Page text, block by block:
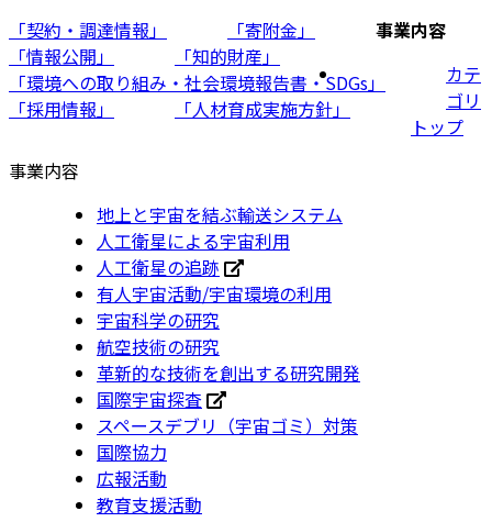
「契約・調達情報」
「寄附金」
「情報公開」
「知的財産」
「環境への取り組み・社会環境報告書・SDGs」
「採用情報」
「人材育成実施方針」
事業内容
カテ
ゴリ
トップ
事業内容
地上と宇宙を結ぶ輸送システム
人工衛星による宇宙利用
人工衛星の追跡
有人宇宙活動/宇宙環境の利用
宇宙科学の研究
航空技術の研究
革新的な技術を創出する研究開発
国際宇宙探査
スペースデブリ（宇宙ゴミ）対策
国際協力
広報活動
教育支援活動